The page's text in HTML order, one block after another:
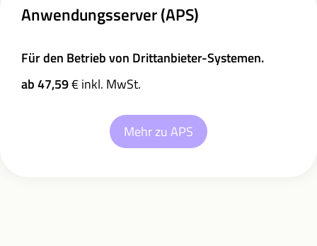
Anwendungsserver (APS)
Für den Betrieb von Drittanbieter-Systemen.
ab47,59€ inkl. MwSt.
Mehr zu APS